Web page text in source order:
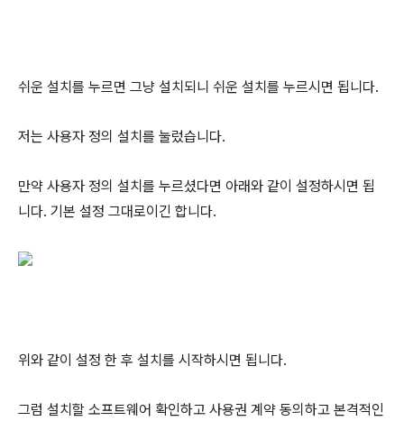
쉬운 설치를 누르면 그냥 설치되니 쉬운 설치를 누르시면 됩니다.
저는 사용자 정의 설치를 눌렀습니다.
만약 사용자 정의 설치를 누르셨다면 아래와 같이 설정하시면 됩
니다. 기본 설정 그대로이긴 합니다.
위와 같이 설정 한 후 설치를 시작하시면 됩니다.
그럼 설치할 소프트웨어 확인하고 사용권 계약 동의하고 본격적인